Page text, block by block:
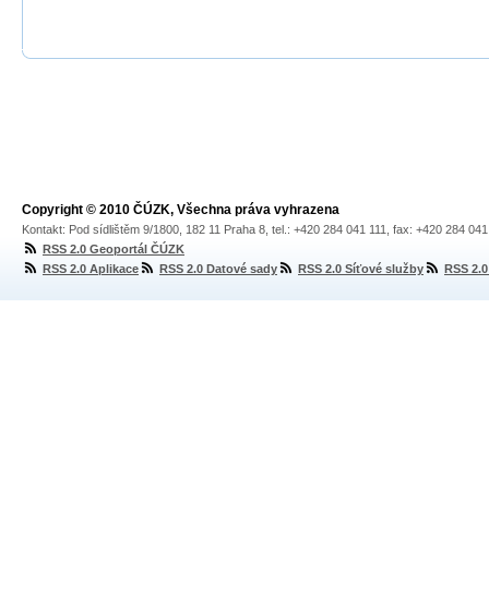
Copyright © 2010 ČÚZK, Všechna práva vyhrazena
Kontakt: Pod sídlištěm 9/1800, 182 11 Praha 8, tel.: +420 284 041 111, fax: +420 284
RSS 2.0 Geoportál ČÚZK
RSS 2.0 Aplikace
RSS 2.0 Datové sady RSS 2.0 Síťové služby RSS